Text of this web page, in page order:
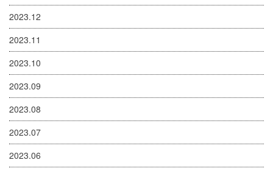
2023.12
2023.11
2023.10
2023.09
2023.08
2023.07
2023.06